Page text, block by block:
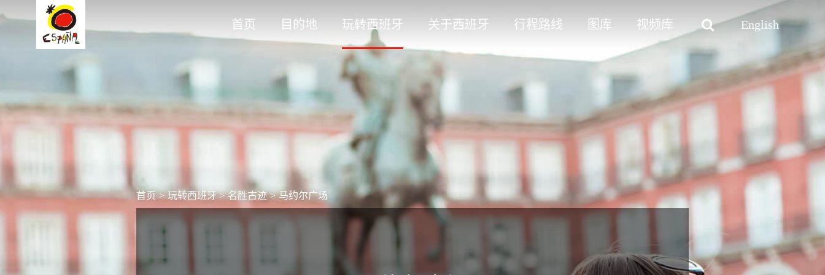
首页 目的地 玩转西班牙 关于西班牙 行程路线 图库 视频库 English
首页 > 玩转西班牙 > 名胜古迹 > 马约尔广场